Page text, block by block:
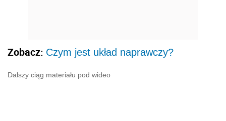
Zobacz: Czym jest układ naprawczy?
Dalszy ciąg materiału pod wideo